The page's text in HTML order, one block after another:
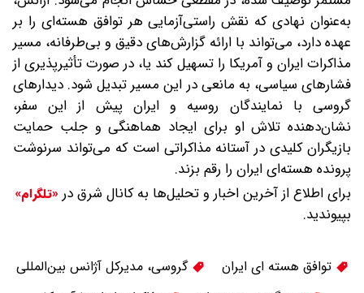
به‌عنوان نهادی که نقش راستی‌آزمایی هر توافق هسته‌ای را بر
عهده دارد، می‌تواند با ارائه گزارش‌های دقیق و بی‌طرفانه، مسیر
مذاکرات ایران و آمریکا را تسهیل کند یا، در صورت تأثیرپذیری از
فشارهای سیاسی، به مانعی در این مسیر تبدیل شود. دیدارهای
گروسی با نمایندگان روسیه و ایران پیش از این سفر،
نشان‌دهنده تلاش او برای ایجاد هماهنگی و جلب حمایت
بازیگران کلیدی در آستانه مذاکراتی است که می‌تواند سرنوشت
پرونده هسته‌ای ایران را رقم بزند.
برای اطلاع از آخرین اخبار و تحلیل‌ها به کانال شرق در «تلگرام»
بپیوندید.
توافق هسته ای ایران
گروسی، مدیرکل آژانس بین‌المللی